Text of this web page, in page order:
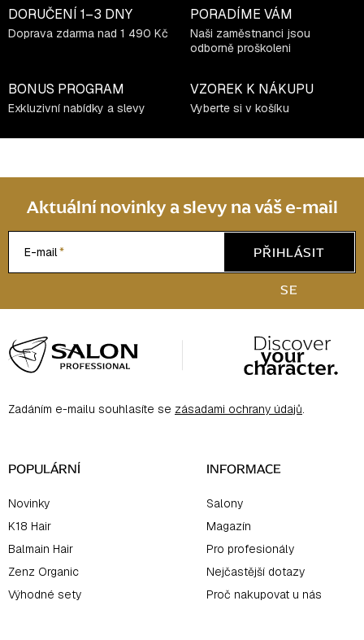
DORUČENÍ 1–3 DNY
Doprava zdarma nad 1 490 Kč
PORADÍME VÁM
Naši zaměstnanci jsou
odborně proškoleni
BONUS PROGRAM
Exkluzivní nabídky a slevy
VZOREK K NÁKUPU
Vyberte si v košíku
Aktuální novinky a slevy na váš e-mail
E-mail
PŘIHLÁSIT
SE
á
p
Zadáním e-mailu souhlasíte se zásadami ochrany údajů.
POPULÁRNÍ
Novinky
K18 Hair
Balmain Hair
Zenz Organic
Výhodné sety
INFORMACE
Salony
Magazín
Pro profesionály
Nejčastější dotazy
Proč nakupovat u nás